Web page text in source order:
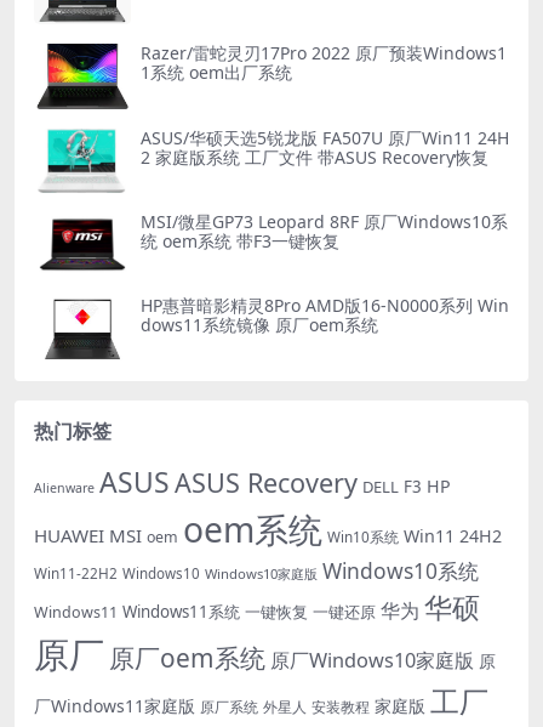
Razer/雷蛇灵刃17Pro 2022 原厂预装Windows1
1系统 oem出厂系统
ASUS/华硕天选5锐龙版 FA507U 原厂Win11 24H
2 家庭版系统 工厂文件 带ASUS Recovery恢复
MSI/微星GP73 Leopard 8RF 原厂Windows10系
统 oem系统 带F3一键恢复
HP惠普暗影精灵8Pro AMD版16-N0000系列 Win
dows11系统镜像 原厂oem系统
热门标签
Alienware ASUSASUS Recovery DELL F3 HP
HUAWEI MSI oem oem系统 Win10系统 Win11 24H2
Win11-22H2 Windows10 Windows10家庭版 Windows10系统
Windows11 Windows11系统 一键恢复 一键还原 华为 华硕
原厂 原厂oem系统 原厂Windows10家庭版 原
厂Windows11家庭版 原厂系统 外星人 安装教程 家庭版 工厂